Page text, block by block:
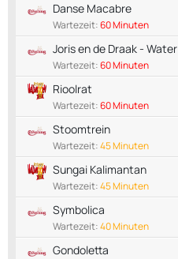
Danse Macabre
Wartezeit:60 Minuten
Joris en de Draak - Water
Wartezeit:60 Minuten
Rioolrat
Wartezeit:60 Minuten
Stoomtrein
Wartezeit:45 Minuten
Sungai Kalimantan
Wartezeit:45 Minuten
Symbolica
Wartezeit:40 Minuten
Gondoletta